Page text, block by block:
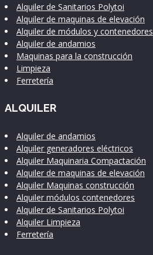
Alquiler de Sanitarios Polytoi
Alquiler de maquinas de elevación
Alquiler de módulos y contenedores
Alquiler de andamios
Maquinas para la construcción
Limpieza
Ferretería
ALQUILER
Alquiler de andamios
Alquiler generadores eléctricos
Alquiler Maquinaria Compactación
Alquiler de maquinas de elevación
Alquiler Maquinas construcción
Alquiler módulos contenedores
Alquiler de Sanitarios Polytoi
Alquiler Limpieza
Ferretería